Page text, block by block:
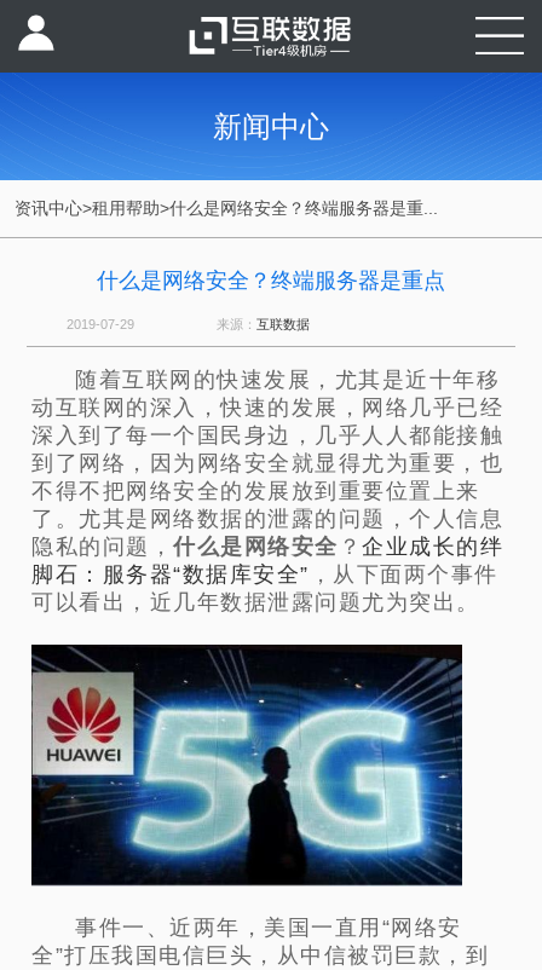
新闻中心
资讯中心>租用帮助>什么是网络安全？终端服务器是重...
什么是网络安全？终端服务器是重点
2019-07-29 来源： 互联数据
随着互联网的快速发展，尤其是近十年移
动互联网的深入，快速的发展，网络几乎已经
深入到了每一个国民身边，几乎人人都能接触
到了网络，因为网络安全就显得尤为重要，也
不得不把网络安全的发展放到重要位置上来
了。尤其是网络数据的泄露的问题，个人信息
隐私的问题，什么是网络安全 ？企业成长的绊
脚石：服务器“数据库安全” ，从下面两个事件
可以看出，近几年数据泄露问题尤为突出。
事件一、近两年，美国一直用“网络安
全”打压我国电信巨头，从中信被罚巨款，到